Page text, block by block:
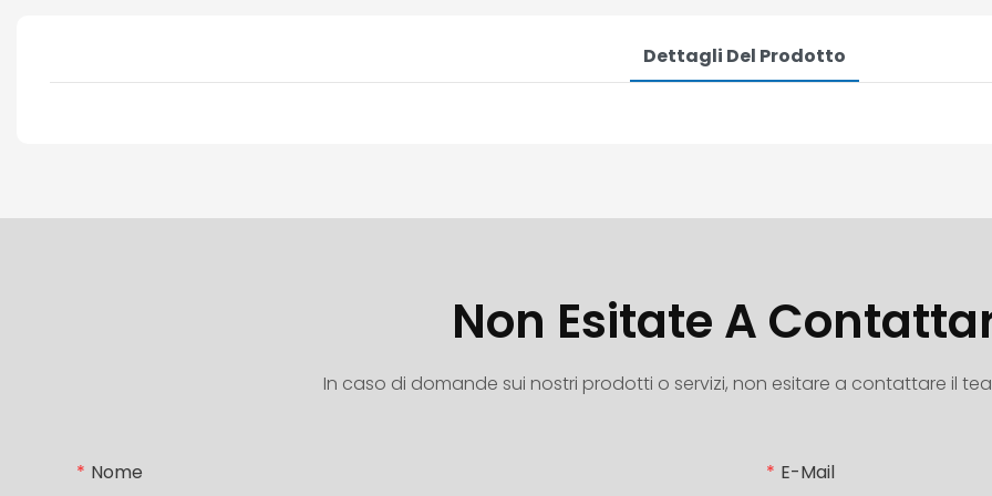
Dettagli Del Prodotto
Non Esitate A
In caso di domande sui nostri prodotti o servizi, non esitare a contattare il
Nome E-Mail